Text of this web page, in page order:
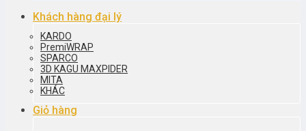
Khách hàng đại lý
KARDO
PremiWRAP
SPARCO
3D KAGU MAXPIDER
MITA
KHÁC
Giỏ hàng